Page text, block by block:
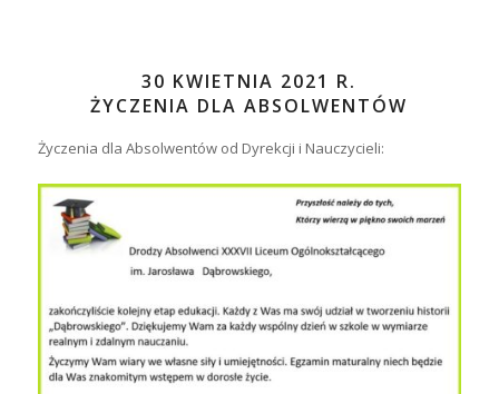
30 KWIETNIA 2021 R.
ŻYCZENIA DLA ABSOLWENTÓW
Życzenia dla Absolwentów od Dyrekcji i Nauczycieli: